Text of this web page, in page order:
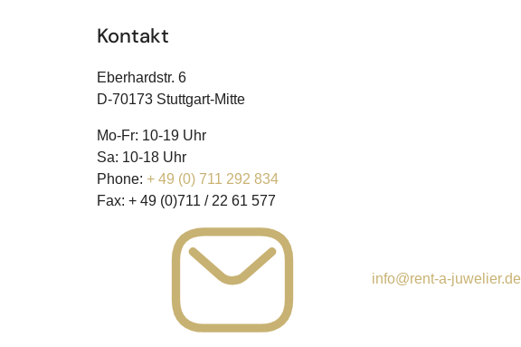
Kontakt
Eberhardstr. 6
D-70173 Stuttgart-Mitte
Mo-Fr: 10-19 Uhr
Sa: 10-18 Uhr
Phone: + 49 (0) 711 292 834
Fax: + 49 (0)711 / 22 61 577
info@rent-a-juwelier.de